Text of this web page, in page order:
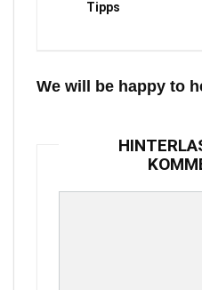
Tipps
We will be happy to